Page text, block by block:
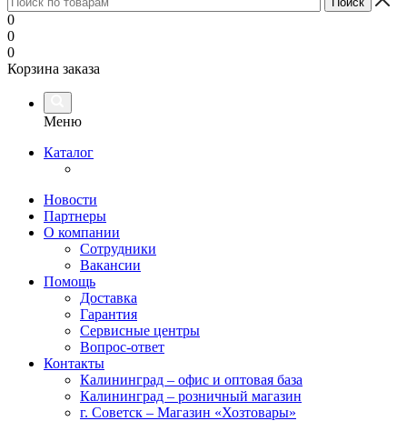
0
0
0
Корзина заказа
Меню
Каталог
Новости
Партнеры
О компании
Сотрудники
Вакансии
Помощь
Доставка
Гарантия
Сервисные центры
Вопрос-ответ
Контакты
Калининград – офис и оптовая база
Калининград – розничный магазин
г. Советск – Магазин «Хозтовары»